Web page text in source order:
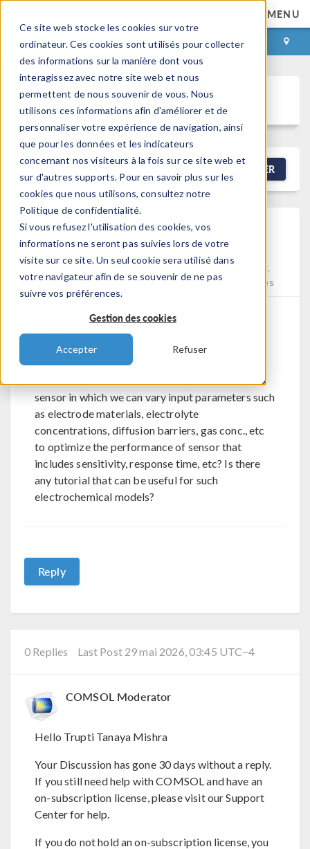
Ce site web stocke les cookies sur votre
ordinateur. Ces cookies sont utilisés pour collecter
des informations sur la manière dont vous
interagissez avec notre site web et nous
permettent de nous souvenir de vous. Nous
utilisons ces informations afin d'améliorer et de
personnaliser votre expérience de navigation, ainsi
que pour les données et les indicateurs
concernant nos visiteurs à la fois sur ce site web et
sur d'autres supports. Pour en savoir plus sur les
cookies que nous utilisons, consultez notre
Politique de confidentialité.
Si vous refusez l'utilisation des cookies, vos
informations ne seront pas suivies lors de votre
visite sur ce site. Un seul cookie sera utilisé dans
votre navigateur afin de se souvenir de ne pas
suivre vos préférences.
Gestion des cookies
Accepter Refuser
MENU
CONNEXION CONTACT
Discussion Forum
FILTRER
Electrochemical Model
Building
Posted 29 mai 2026, 03:45 UTC−4
Porous Media Flow,
Electrochemistry, Equation-Based Modeling
0 Replies
Trupti Tanaya Mishra
Send Private Message
How to build an electrochemical model for NOx
sensor in which we can vary input parameters such
as electrode materials, electrolyte
concentrations, diffusion barriers, gas conc., etc
to optimize the performance of sensor that
includes sensitivity, response time, etc? Is there
any tutorial that can be useful for such
electrochemical models?
Reply
0 Replies Last Post 29 mai 2026, 03:45 UTC−4
COMSOL Moderator
Hello Trupti Tanaya Mishra
Your Discussion has gone 30 days without a reply.
If you still need help with COMSOL and have an
on-subscription license, please visit our Support
Center for help.
If you do not hold an on-subscription license, you